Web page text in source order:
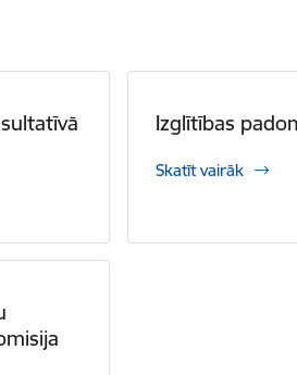
Izglītības
Skatīt vairāk